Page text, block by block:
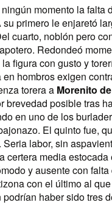
momento la falta
primero le enjaretó
cuarto, noblón pero
Redondeó
figura con gusto y
hombros exigen
torera a Morenito
posible tras
en uno de los
El quinto fue,
labor, sin
media
y ausente con
con el último al
haber sido tres